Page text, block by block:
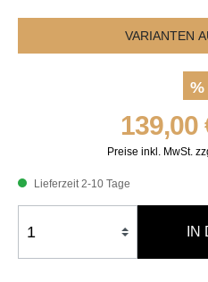
VARIANTEN
%
139,00
Preise inkl. MwSt.
Lieferzeit 2-10 Tage